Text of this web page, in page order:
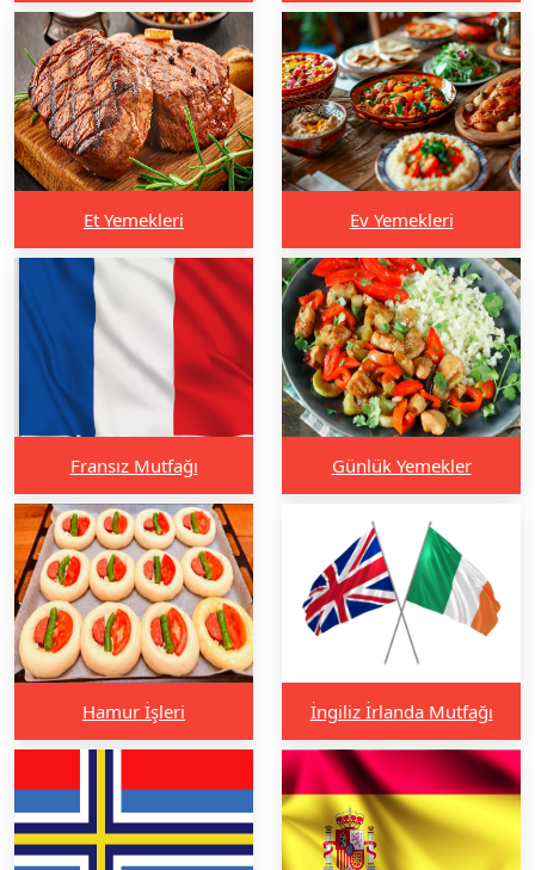
Et Yemekleri Ev Yemekleri
Fransız Mutfağı Günlük Yemekler
Hamur İşleri İngiliz İrlanda Mutfağı